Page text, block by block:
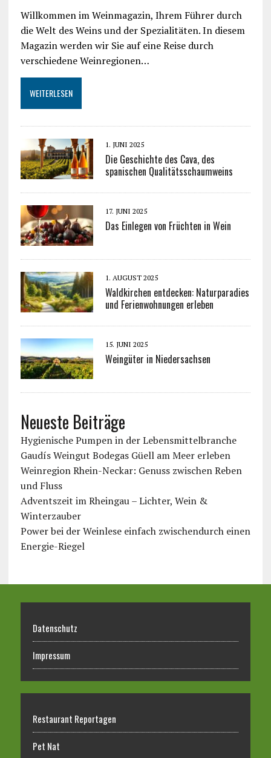
Willkommen im Weinmagazin, Ihrem Führer durch
die Welt des Weins und der Spezialitäten. In diesem
Magazin werden wir Sie auf eine Reise durch
verschiedene Weinregionen…
WEITERLESEN
1. JUNI 2025
Die Geschichte des Cava, des
spanischen Qualitätsschaumweins
17. JUNI 2025
Das Einlegen von Früchten in Wein
1. AUGUST 2025
Waldkirchen entdecken: Naturparadies
und Ferienwohnungen erleben
15. JUNI 2025
Weingüter in Niedersachsen
Neueste Beiträge
Hygienische Pumpen in der Lebensmittelbranche
Gaudís Weingut Bodegas Güell am Meer erleben
Weinregion Rhein-Neckar: Genuss zwischen Reben
und Fluss
Adventszeit im Rheingau – Lichter, Wein &
Winterzauber
Power bei der Weinlese einfach zwischendurch einen
Energie-Riegel
Datenschutz
Impressum
Restaurant Reportagen
Pet Nat